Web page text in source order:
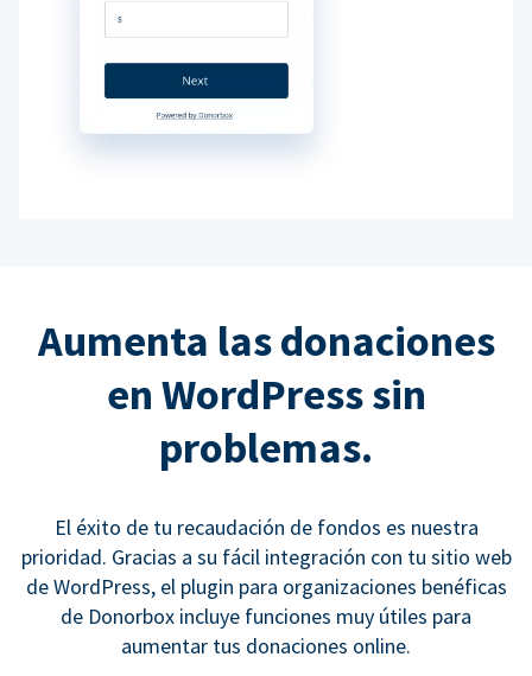
Aumenta las donaciones
en WordPress sin
problemas.
El éxito de tu recaudación de fondos es nuestra
prioridad. Gracias a su fácil integración con tu sitio web
de WordPress, el plugin para organizaciones benéficas
de Donorbox incluye funciones muy útiles para
aumentar tus donaciones online.